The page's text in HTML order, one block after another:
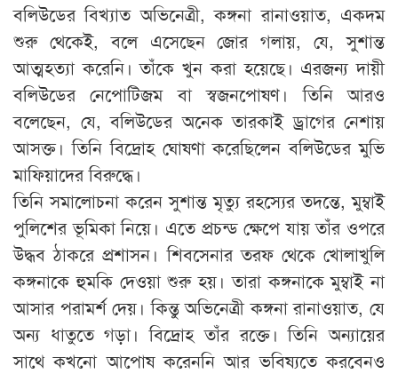
বলিউডের বিখ্যাত অভিনেত্রী, কঙ্গনা রানাওয়াত, একদম
শুরু থেকেই, বলে এসেছেন জোর গলায়, যে, সুশান্ত
আত্মহত্যা করেনি। তাঁকে খুন করা হয়েছে। এরজন্য দায়ী
বলিউডের নেপোটিজম বা স্বজনপোষণ। তিনি আরও
বলেছেন, যে, বলিউডের অনেক তারকাই ড্রাগের নেশায়
আসক্ত। তিনি বিদ্রোহ ঘোষণা করেছিলেন বলিউডের মুভি
মাফিয়াদের বিরুদ্ধে।
তিনি সমালোচনা করেন সুশান্ত মৃত্যু রহস্যের তদন্তে, মুম্বাই
পুলিশের ভূমিকা নিয়ে। এতে প্রচন্ড ক্ষেপে যায় তাঁর ওপরে
উদ্ধব ঠাকরে প্রশাসন। শিবসেনার তরফ থেকে খোলাখুলি
কঙ্গনাকে হুমকি দেওয়া শুরু হয়। তারা কঙ্গনাকে মুম্বাই না
আসার পরামর্শ দেয়। কিন্তু অভিনেত্রী কঙ্গনা রানাওয়াত, যে
অন্য ধাতুতে গড়া। বিদ্রোহ তাঁর রক্তে। তিনি অন্যায়ের
সাথে কখনো আপোষ করেননি আর ভবিষ্যতে করবেনও